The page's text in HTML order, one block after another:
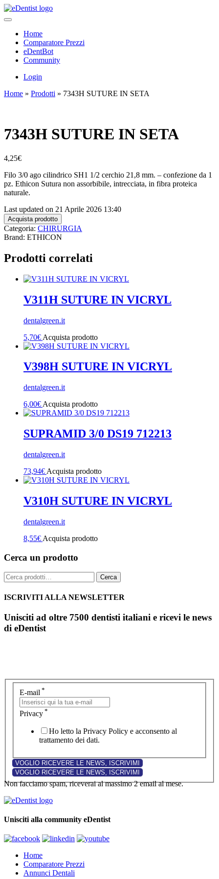
Home
Comparatore Prezzi
eDentBot
Community
Login
Home » Prodotti » 7343H SUTURE IN SETA
7343H SUTURE IN SETA
4,25€
Filo 3/0 ago cilindrico SH1 1/2 cerchio 21,8 mm. – confezione da 1
pz. Ethicon Sutura non assorbibile, intrecciata, in fibra proteica
naturale.
Last updated on 21 Aprile 2026 13:40
Acquista prodotto
Categoria: CHIRURGIA
Brand: ETHICON
Prodotti correlati
V311H SUTURE IN VICRYL
dentalgreen.it
5,70€ Acquista prodotto
V398H SUTURE IN VICRYL
dentalgreen.it
6,00€ Acquista prodotto
SUPRAMID 3/0 DS19 712213
dentalgreen.it
73,94€ Acquista prodotto
V310H SUTURE IN VICRYL
dentalgreen.it
8,55€ Acquista prodotto
Cerca un prodotto
Cerca: Cerca
ISCRIVITI ALLA NEWSLETTER
Unisciti ad oltre 7500 dentisti italiani e ricevi le news
di eDentist
E-mail *
Privacy *
Ho letto la Privacy Policy e acconsento al
trattamento dei dati.
Non facciamo spam, riceverai al massimo 2 email al mese.
Unisciti alla community eDentist
Home
Comparatore Prezzi
Annunci Dentali